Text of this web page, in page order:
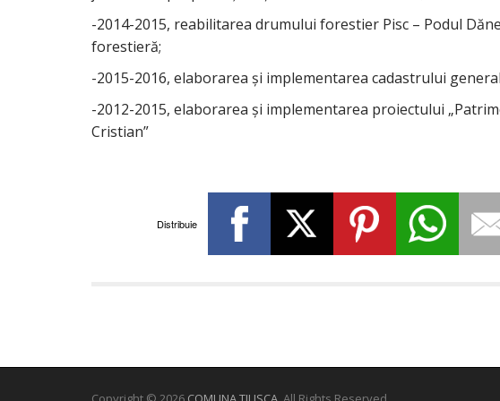
-2014-2015, reabilitarea drumului forestier Pisc – Podul
forestieră;
-2015-2016, elaborarea şi implementarea cadastrului
-2012-2015, elaborarea şi implementarea proiectului
Cristian”
Distribuie